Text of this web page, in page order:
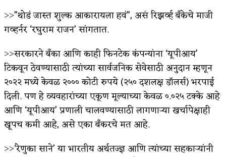
˃˃”थोडं जास्त शुल्क आकारायला हवं”, असं रिझर्व्ह बँकेचे माजी
गव्हर्नर ‘रघुराम राजन’ सांगतात.
˃˃सरकारने बँका आणि काही फिनटेक कंपन्यांना ‘यूपीआय’
टिकवून ठेवण्यासाठी त्यांच्या सार्वजनिक सेवेसाठी अनुदान म्हणून
२०२२ मध्ये केवळ २००० कोटी रुपये (२५० दशलक्ष डॉलर्स) भरपाई
दिली. पण हे व्यवहारांच्या एकूण मूल्याच्या केवळ ०.०२५ टक्के आहे
आणि ‘यूपीआय’ प्रणाली चालवण्यासाठी लागणाऱ्या खर्चापेक्षाही
खूपच कमी आहे, असे एका बँकरचे मत आहे.
˃˃‘रेणुका साने’ या भारतीय अर्थतज्ज्ञ आणि त्यांच्या सहकाऱ्यांनी